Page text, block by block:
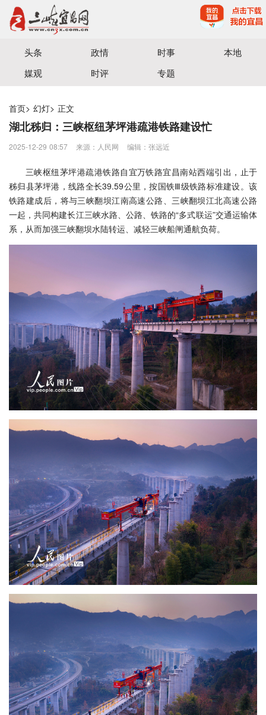
宜昌三峡融媒体中心主办
头条 政情 时事
本地
媒观
时评 专题
首页> 幻灯> 正文
湖北秭归：三峡枢纽茅坪港疏港铁路建设忙
2025-12-29 08:57 来源：人民网 编辑：张远近
三峡枢纽茅坪港疏港铁路自宜万铁路宜昌南站西端引出，止于
秭归县茅坪港，线路全长39.59公里，按国铁Ⅲ级铁路标准建设。该
铁路建成后，将与三峡翻坝江南高速公路、三峡翻坝江北高速公路
一起，共同构建长江三峡水路、公路、铁路的“多式联运”交通运输体
系，从而加强三峡翻坝水陆转运、减轻三峡船闸通航负荷。